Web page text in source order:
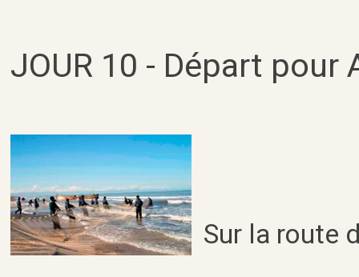
JOUR 10 - Départ pour
Sur la route